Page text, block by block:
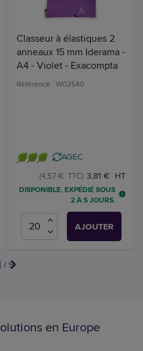
Classeur à élastiques 2
anneaux 15 mm Iderama -
A4 - Violet - Exacompta
Référence : W02540
AGEC
3,81 € HT
(4,57 € TTC)
DISPONIBLE, EXPÉDIÉ SOUS
2 À 5 JOURS.
AJOUTER
/ 9
en Europe